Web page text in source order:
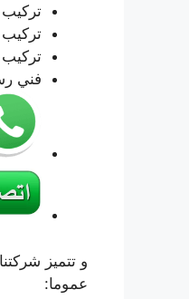
فني
و تتميز
عموما: